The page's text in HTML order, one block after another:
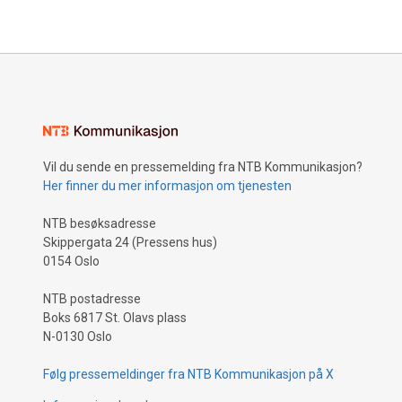
Vil du sende en pressemelding fra NTB Kommunikasjon?
Her finner du mer informasjon om tjenesten
NTB besøksadresse
Skippergata 24 (Pressens hus)
0154 Oslo
NTB postadresse
Boks 6817 St. Olavs plass
N-0130 Oslo
Følg pressemeldinger fra NTB Kommunikasjon på X